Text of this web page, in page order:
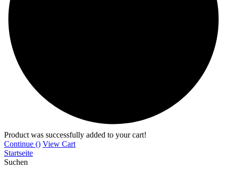
Product was successfully added to your cart!
Continue () View Cart
Startseite
Suchen